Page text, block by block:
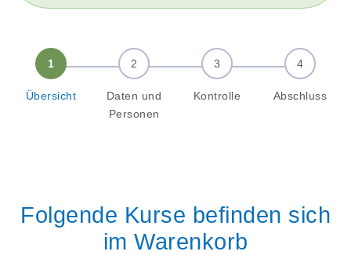
Übersicht
Daten und
Personen
Kontrolle Abschluss
Folgende Kurse befinden sich
im Warenkorb